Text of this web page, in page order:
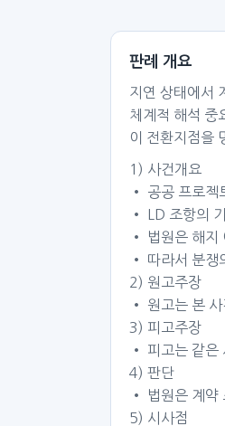
판례 개요
지연 상태에서
체계적 해석 중
이 전환지점을
1) 사건개요
• 공공 프로젝
• LD 조항의
• 법원은 해지
• 따라서 분쟁
2) 원고주장
• 원고는 본 사
3) 피고주장
• 피고는 같은
4) 판단
• 법원은 계약
5) 시사점